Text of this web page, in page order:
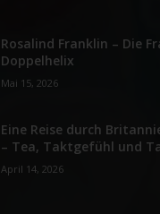
Rosalind Franklin – Die
Doppelhelix
Mai 15, 2026
Eine Reise durch
– Tea, Taktgefühl und
April 14, 2026